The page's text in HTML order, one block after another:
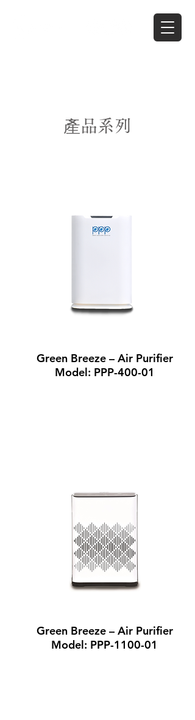
產品系列
Green Breeze – Air Purifier
Model: PPP-400-01
Green Breeze – Air Purifier
Model: PPP-1100-01